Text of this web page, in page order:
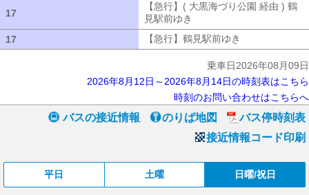
17
【急行】( 大黒海づり公園 経由 ) 鶴
見駅前ゆき
17
【急行】鶴見駅前ゆき
乗車日2026年08月09日
2026年8月12日～2026年8月14日の時刻表はこちら
時刻のお問い合わせはこちらへ
バスの接近情報 のりば地図
バス停時刻表
接近情報コード印刷
平日 土曜 日曜/祝日